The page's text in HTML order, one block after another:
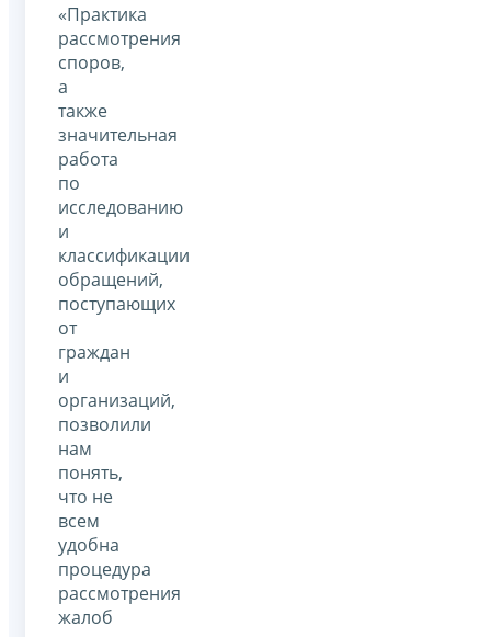
«Практика
рассмотрения
споров,
а
также
значительная
работа
по
исследованию
и
классификации
обращений,
поступающих
от
граждан
и
организаций,
позволили
нам
понять,
что не
всем
удобна
процедура
рассмотрения
жалоб